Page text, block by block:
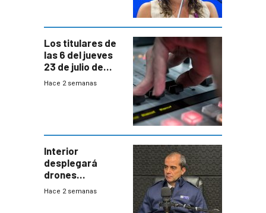
gobierno
Los titulares de
las 6 del jueves
23 de julio de
2026
Hace 2 semanas
Interior
desplegará
drones
autónomos para
Hace 2 semanas